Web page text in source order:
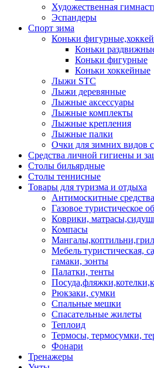
Художественная
Эспандеры
Спорт зима
Коньки
Коньки
Коньки фигурные
Коньки хоккейные
Лыжи STC
Лыжи деревянные
Лыжные аксессуары
Лыжные комплекты
Лыжные крепления
Лыжные палки
Очки для зимних видов
Средства личной гигиены и
Столы бильярдные
Столы теннисные
Товары для туризма и отдыха
Антимоскитные
Газовое туристическое
Коврики,
Компасы
Мебель туристическая,
гамаки, зонты
Палатки, тенты
Рюкзаки, сумки
Спальные мешки
Спасательные жилеты
Теплоид
Термосы, термосумки,
Фонари
Тренажеры